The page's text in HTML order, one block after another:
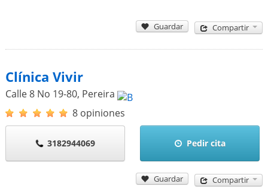
Guardar Compartir
Clínica Vivir
Calle 8 No 19-80, Pereira
8 opiniones
3182944069 Pedir cita
Guardar Compartir